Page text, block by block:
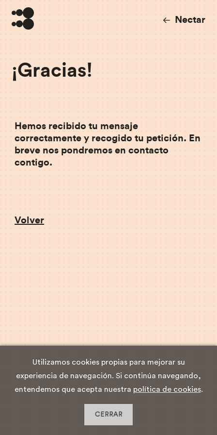
Utilizamos cookies propias para mejorar su
experiencia de navegación. Si continúa navegando,
entendemos que acepta nuestra política de cookies.
CERRAR
Nectar
¡Gracias!
Hemos recibido tu mensaje
correctamente y recogido tu petición. En
breve nos pondremos en contacto
contigo.
Volver